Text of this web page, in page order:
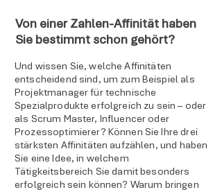
Von einer Zahlen-Affinität haben
Sie bestimmt schon gehört?
Und wissen Sie, welche Affinitäten
entscheidend sind, um zum Beispiel als
Projektmanager für technische
Spezialprodukte erfolgreich zu sein – oder
als Scrum Master, Influencer oder
Prozessoptimierer? Können Sie Ihre drei
stärksten Affinitäten aufzählen, und haben
Sie eine Idee, in welchem
Tätigkeitsbereich Sie damit besonders
erfolgreich sein können? Warum bringen